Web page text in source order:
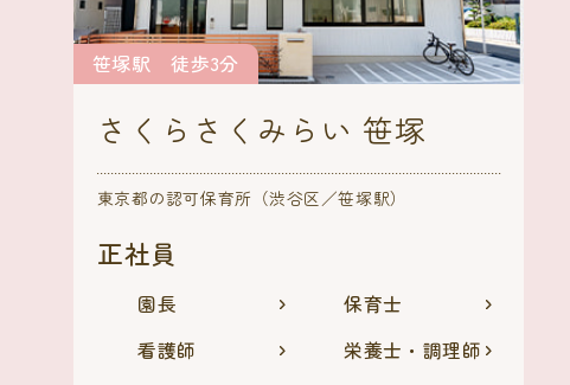
笹塚駅 徒歩3分
さくらさくみらい 笹塚
東京都の認可保育所（渋谷区／笹塚駅）
正社員
園長
保育士
看護師
栄養士・調理師